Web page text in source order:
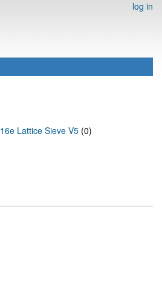
log in
16e Lattice Sieve V5 (0)